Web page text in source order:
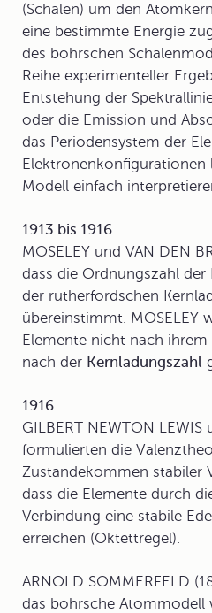
(Schalen) um den
eine bestimmte Energie
des bohrschen
Reihe experimenteller
Entstehung der
oder die Emission und
das Periodensystem der
Elektronenkonfigurationen
Modell einfach
1913 bis 1916
MOSELEY und VAN DEN
dass die Ordnungszahl der
der rutherfordschen
übereinstimmt. MOSELEY
Elemente nicht nach
nach der Kernladungszahl
1916
GILBERT NEWTON LEWIS
formulierten die
Zustandekommen stabiler
dass die Elemente durch
Verbindung eine stabile
erreichen (Oktettregel).
ARNOLD SOMMERFELD
das bohrsche Atommodell